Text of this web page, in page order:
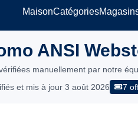
MaisonCatégories
ANSI
manuellement par notre
et mis à jour 3 août 2026
7